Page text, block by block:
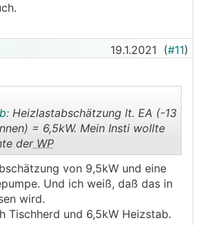
19.1.2021 (#11)
..
Heizlastabschätzung lt. EA (-13
= 6,5kW. Mein Insti wollte
derWP
von 9,5kW und eine
Und ich weiß, daß das in
wird.
Tischherd und 6,5kW Heizstab.